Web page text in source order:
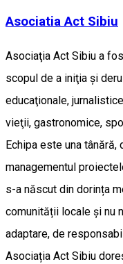
Asociatia Act Sibiu
Asociaţia Act Sibiu a
scopul de a iniţia şi
educaţionale,
vieţii, gastronomice,
Echipa este una
managementul
s-a născut din dorința
comunității locale și nu
adaptare, de
Asociația Act Sibiu